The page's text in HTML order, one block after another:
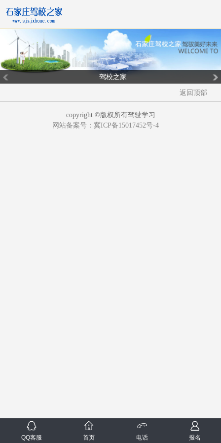
驾校之家
返回顶部
copyright ©版权所有驾驶学习
网站备案号：冀ICP备15017452号-4
QQ客服 首页 电话 报名